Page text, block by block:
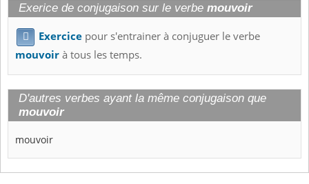
Exerice de conjugaison sur le verbe mouvoir
 Exercice pour s'entrainer à conjuguer le verbe
mouvoirà tous les temps.
D'autres verbes ayant la même conjugaison que
mouvoir
mouvoir